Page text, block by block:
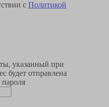
с Политикой
указанный при
будет отправлена